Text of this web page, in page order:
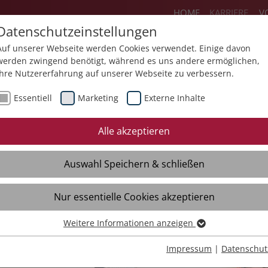
HOME KARRIERE
Flexteam Jobs Ausbildung
Bereich
und IT
Duales Studium
DH-Studiengänge
Freie Stellen
FSJ
Häufige
unserer Webseite werden Cookies verwendet. Einige davon
zwingend benötigt, während es uns andere ermöglichen,
Nutzererfahrung auf unserer Webseite zu verbessern.
Essentiell Marketing Externe Inhalte
Alle akzeptieren
Auswahl Speichern & schließen
Nur essentielle Cookies akzeptieren
Essentielle Cookies werden für grundlegende Funktionen der
Weitere Informationen anzeigen
Impressum |